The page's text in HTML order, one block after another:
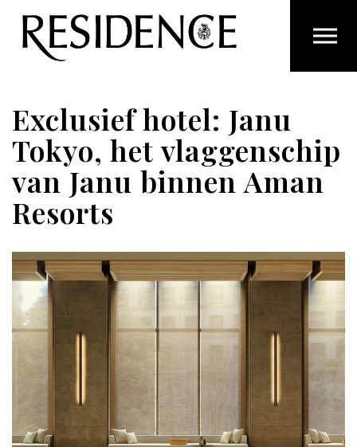
Overslaan en ga direct naar de inhoud
Exclusief hotel: Janu
Tokyo, het vlaggenschip
van Janu binnen Aman
Resorts